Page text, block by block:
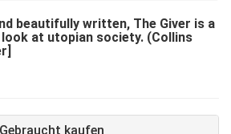
beautifully written, The Giver is a
at utopian society. (Collins
Gebraucht kaufen